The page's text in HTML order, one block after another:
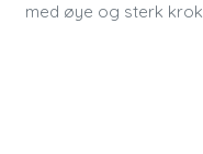
med øye og sterk krok